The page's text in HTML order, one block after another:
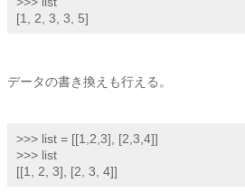
[1, 2, 3, 3, 5]
データの書き換えも行える。
>>> list = [[1,2,3], [2,3,4]]
>>> list
[[1, 2, 3], [2, 3, 4]]